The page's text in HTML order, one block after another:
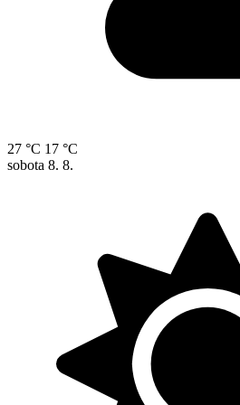
27 °C 17 °C
sobota 8. 8.